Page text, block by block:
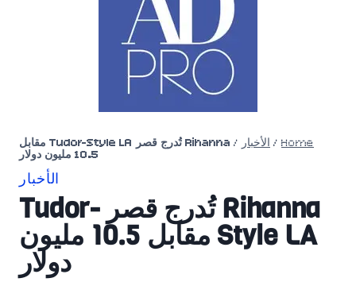
Home
/ الأخبار /
Rihanna تُدرج قصر Tudor-Style LA مقابل
10.5 مليون دولار
الأخبار
Rihanna تُدرج قصر Tudor-
Style LA مقابل 10.5 مليون
دولار